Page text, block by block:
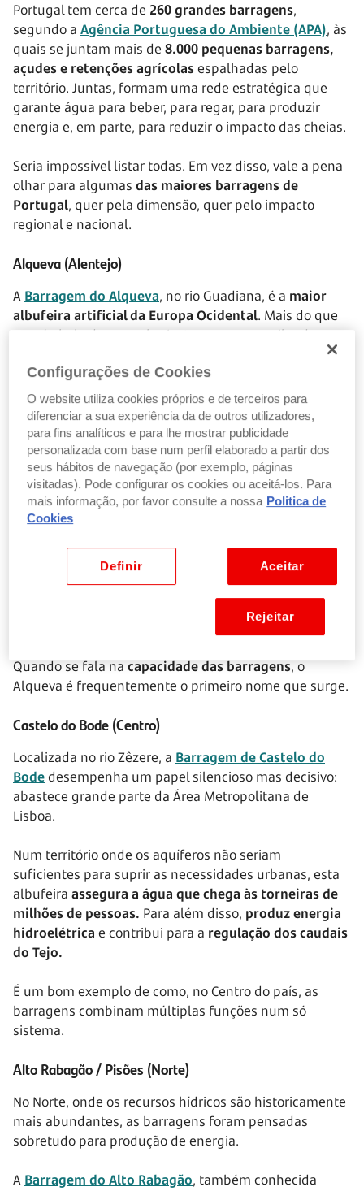
Portugal tem cerca de 260 grandes barragens,
segundo a Agência Portuguesa do Ambiente (APA), às
quais se juntam mais de 8.000 pequenas barragens,
açudes e retenções agrícolasespalhadas pelo
território. Juntas, formam uma rede estratégica que
garante água para beber, para regar, para produzir
energia e, em parte, para reduzir o impacto das cheias.
Seria impossível listar todas. Em vez disso, vale a pena
olhar para algumas das maiores barragens de
Portugal, quer pela dimensão, quer pelo impacto
regional e nacional.
Alqueva (Alentejo)
A Barragem do Alqueva, no rio Guadiana, é a maior
albufeira artificial da Europa Ocidental. Mais do que
um símbolo de engenharia, tornou-se um pilar da
O seu principal objetivo é o regadio em larga escala,
através doEmpreendimento de Fins Múltiplos de
Alqueva. Hoje, milhares de hectares agrícolas
dependem desta reserva estratégica de água. Mas o
Alqueva não serve apenas a agricultura. Garante
também abastecimento público, produção de energia e
dinamização turística.
A sua construção implicou mudanças profundas,
incluindo a relocalização da antiga
Aldeia da Luz
exemplo claro de como as barragens trazem
benefícios, mas também impactos sociais e ambientais
Quando se fala na capacidade das barragens, o
Alqueva é frequentemente o primeiro nome que surge.
Castelo do Bode (Centro)
Localizada no rio Zêzere, a Barragem de Castelo do
Bode desempenha um papel silencioso mas decisivo:
abastece grande parte da Área Metropolitana de
Lisboa.
Num território onde os aquíferos não seriam
suficientes para suprir as necessidades urbanas, esta
albufeira assegura a água que chega às torneiras de
milhões de pessoas. Para além disso, produz energia
hidroelétrica e contribui para a regulação dos caudais
do Tejo.
É um bom exemplo de como, no Centro do país, as
barragens combinam múltiplas funções num só
sistema.
Alto Rabagão / Pisões (Norte)
No Norte, onde os recursos hídricos são historicamente
mais abundantes, as barragens foram pensadas
sobretudo para produção de energia.
A Barragem do Alto Rabagão, também conhecida
Configurações de Cookies
O website utiliza cookies próprios e de terceiros para
diferenciar a sua experiência da de outros utilizadores,
para fins analíticos e para lhe mostrar publicidade
personalizada com base num perfil elaborado a partir dos
seus hábitos de navegação (por exemplo, páginas
visitadas). Pode configurar os cookies ou aceitá-los. Para
mais informação, por favor consulte a nossa Politica de
Cookies
Aceitar
Definir
Rejeitar